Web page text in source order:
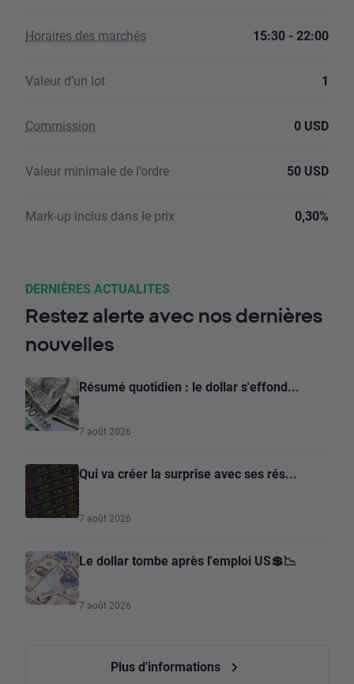
Horaires des marchés 15:30 - 22:00
Valeur d’un lot 1
Commission 0 USD
Valeur minimale de l’ordre 50 USD
Mark-up inclus dans le prix 0,30%
DERNIÈRES ACTUALITES
Restez alerte avec nos dernières
nouvelles
Résumé quotidien : le dollar s'effond...
7 août 2026
Qui va créer la surprise avec ses rés...
7 août 2026
Le dollar tombe après l'emploi US💲📉
7 août 2026
Plus d'informations